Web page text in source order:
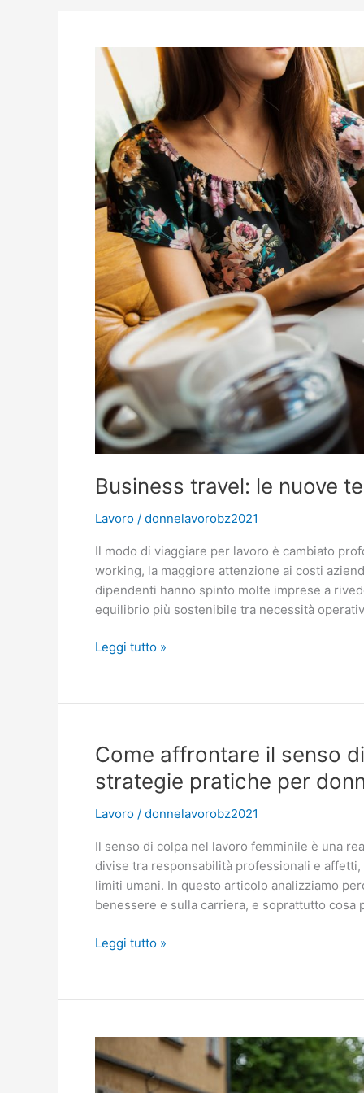
Business travel: le nuove
Lavoro / donnelavorobz2021
Il modo di viaggiare per lavoro è cambiato
working, la maggiore attenzione ai costi
dipendenti hanno spinto molte imprese a
equilibrio più sostenibile tra necessità
Business
nuove
del
viaggio
d’affari
Leggi tutto »
Come affrontare il senso
strategie pratiche per
Lavoro / donnelavorobz2021
Il senso di colpa nel lavoro femminile è una
divise tra responsabilità professionali e
limiti umani. In questo articolo analizziamo
benessere e sulla carriera, e soprattutto cosa
Come
senso
colpa
nel
lavoro
Leggi tutto »